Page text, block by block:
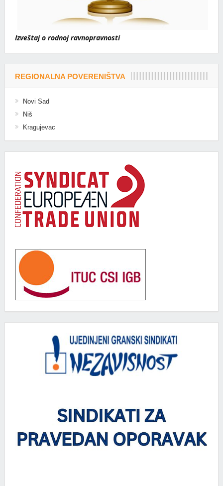
Izveštaj o rodnoj ravnopravnosti
REGIONALNA POVERENIŠTVA
Novi Sad
Niš
Kragujevac